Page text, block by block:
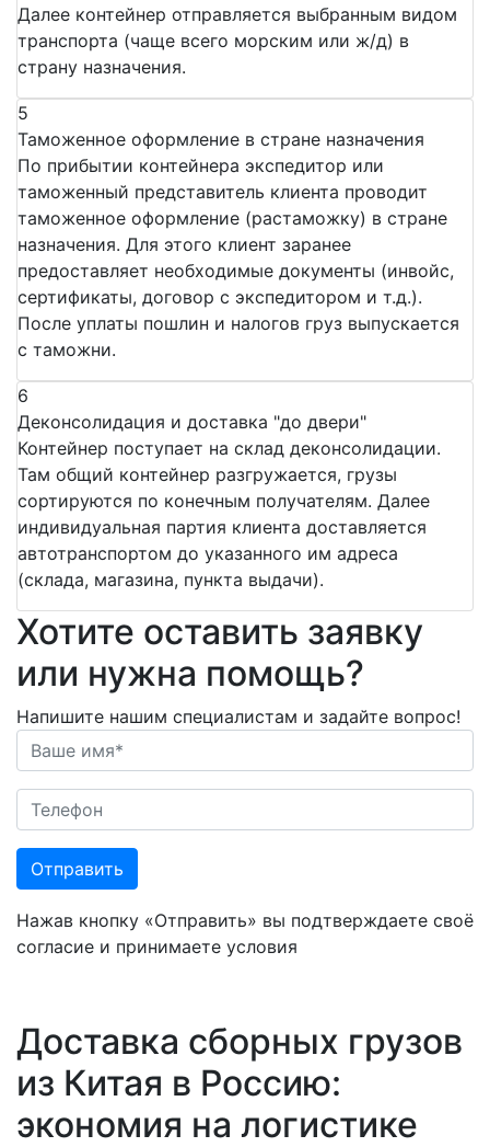
Далее контейнер отправляется выбранным видом
транспорта (чаще всего морским или ж/д) в
страну назначения.
5
Таможенное оформление в стране назначения
По прибытии контейнера экспедитор или
таможенный представитель клиента проводит
таможенное оформление (растаможку) в стране
назначения. Для этого клиент заранее
предоставляет необходимые документы (инвойс,
сертификаты, договор с экспедитором и т.д.).
После уплаты пошлин и налогов груз выпускается
с таможни.
6
Деконсолидация и доставка "до двери"
Контейнер поступает на склад деконсолидации.
Там общий контейнер разгружается, грузы
сортируются по конечным получателям. Далее
индивидуальная партия клиента доставляется
автотранспортом до указанного им адреса
(склада, магазина, пункта выдачи).
Хотите оставить заявку
или нужна помощь?
Напишите нашим специалистам и задайте вопрос!
Отправить
Нажав кнопку «Отправить» вы подтверждаете своё
согласие и принимаете условия
Доставка сборных грузов
из Китая в Россию:
экономия на логистике